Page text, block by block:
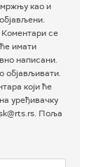
као и
се
имати
написани.
објављивати.
који ће
уређивачку
Поља